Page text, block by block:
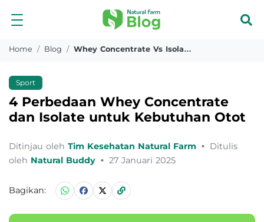
Home Blog Whey Concentrate Vs Isolate
Sport
4 Perbedaan Whey Concentrate
dan Isolate untuk Kebutuhan Otot
Ditinjau oleh Tim Kesehatan Natural Farm • Ditulis
oleh Natural Buddy • 27 Januari 2025
Bagikan: